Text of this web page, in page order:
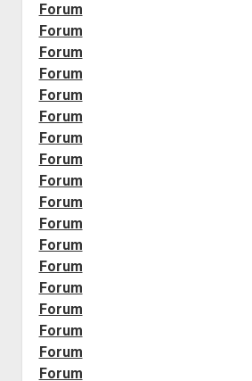
Forum
Forum
Forum
Forum
Forum
Forum
Forum
Forum
Forum
Forum
Forum
Forum
Forum
Forum
Forum
Forum
Forum
Forum